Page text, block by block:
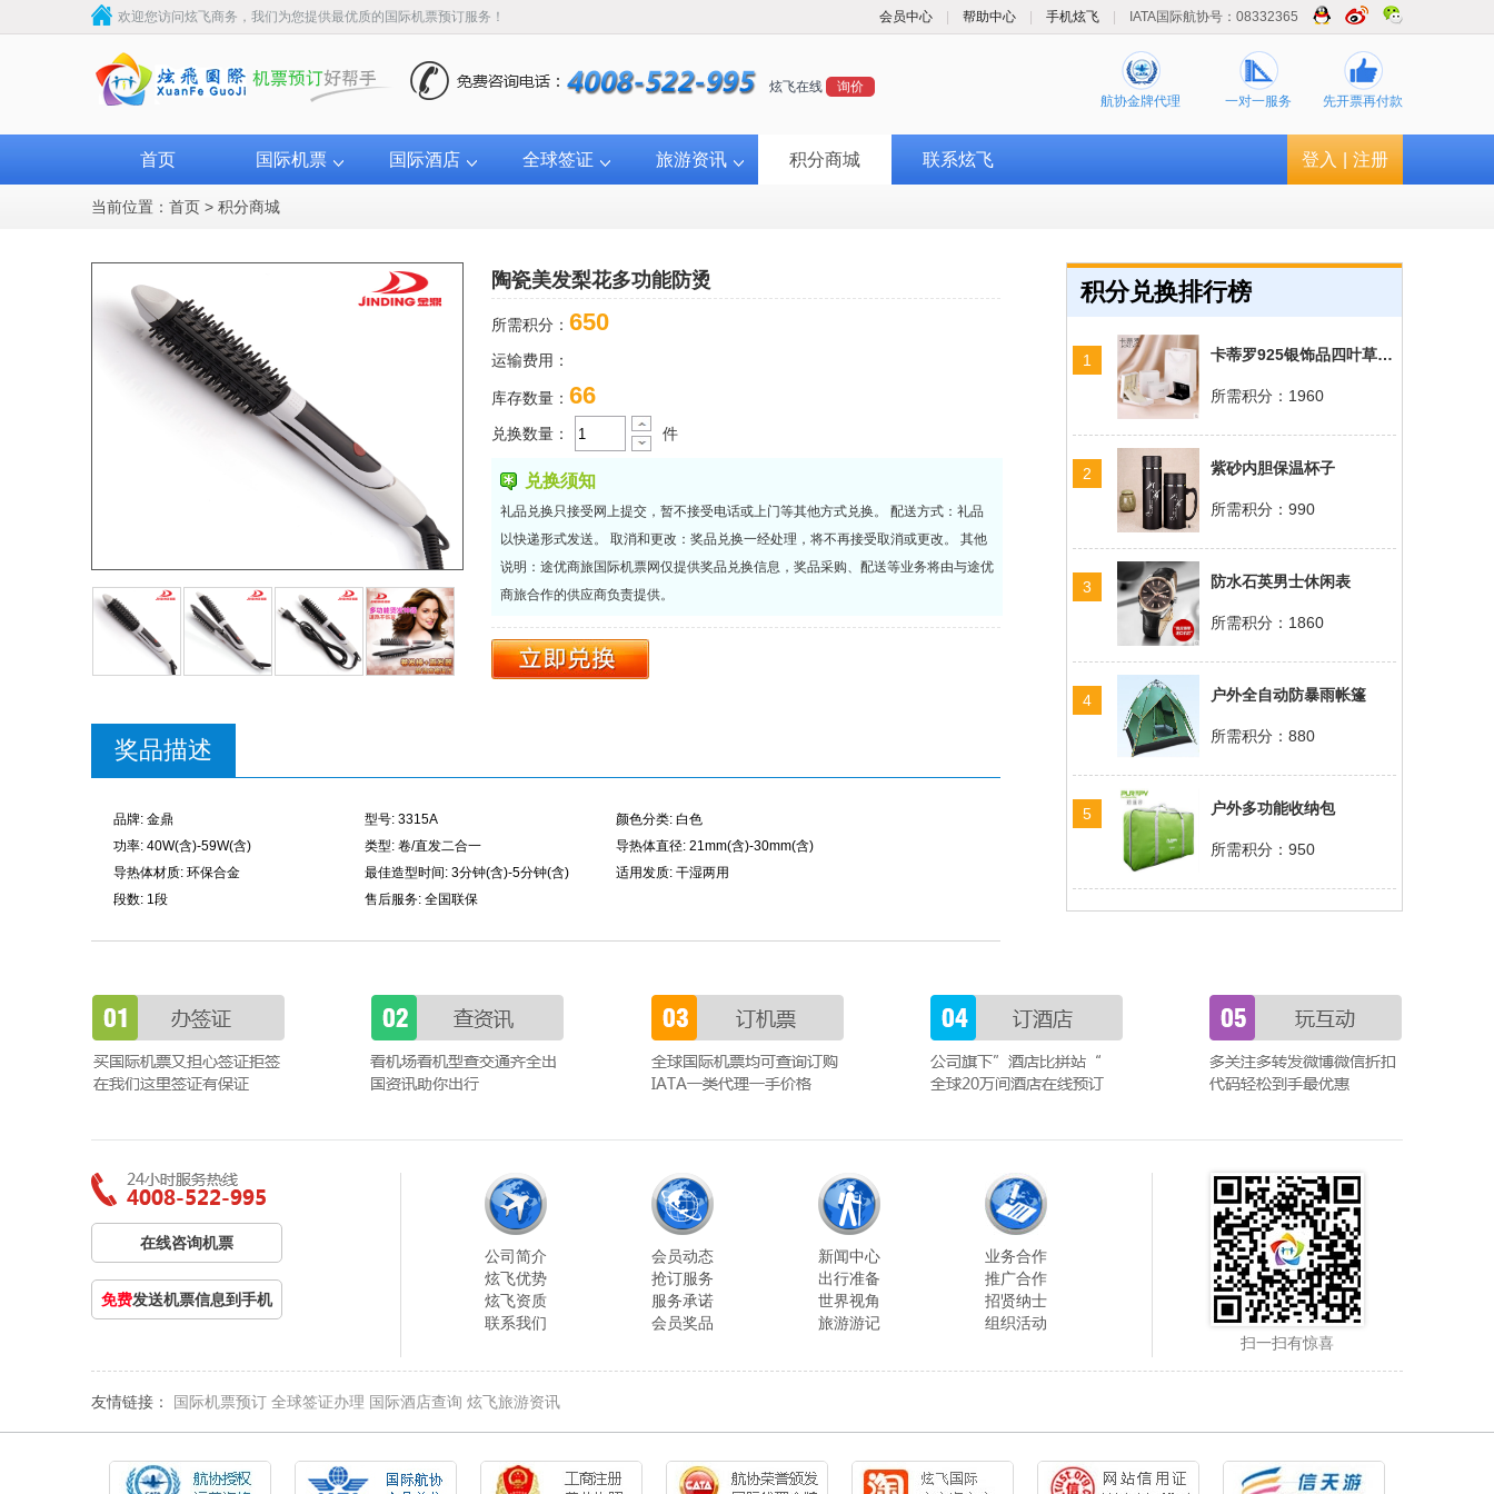
欢迎您访问炫飞商务，我们为您提供最优质的国际机票预订服务！ 会员中心 帮助中心 手机炫飞 IATA国际航协号：08332365
航协金牌代理 一对一服务 先开票再付款
炫飞在线 询价
首页 国际机票 国际酒店 全球签证 旅游资讯 积分商城 联系炫飞 登入 注册
当前位置： 首页 > 积分商城
陶瓷美发梨花多功能防烫
所需积分： 650
运输费用：
库存数量： 66
兑换数量： 件
兑换须知
礼品兑换只接受网上提交，暂不接受电话或上门等其他方式兑换。 配送方式：礼品
以快递形式发送。 取消和更改：奖品兑换一经处理，将不再接受取消或更改。 其他
说明：途优商旅国际机票网仅提供奖品兑换信息，奖品采购、配送等业务将由与途优
商旅合作的供应商负责提供。
奖品描述
品牌: 金鼎 型号: 3315A
颜色分类: 白色
功率: 40W(含)-59W(含)
类型: 卷/直发二合一
导热体直径: 21mm(含)-30mm(含)
导热体材质: 环保合金
最佳造型时间: 3分钟(含)-5分钟(含)
适用发质: 干湿两用
段数: 1段
售后服务: 全国联保
积分兑换排行榜
1 卡蒂罗925银饰品四叶草手链
所需积分：1960
2 紫砂内胆保温杯子
所需积分：990
3 防水石英男士休闲表
所需积分：1860
4 户外全自动防暴雨帐篷
所需积分：880
5 户外多功能收纳包
所需积分：950
在线咨询机票
免费发送机票信息到手机
公司简介
炫飞优势
炫飞资质
联系我们
会员动态
抢订服务
服务承诺
会员奖品
新闻中心
出行准备
世界视角
旅游游记
业务合作
推广合作
招贤纳士
组织活动
扫一扫有惊喜
友情链接： 国际机票预订 全球签证办理 国际酒店查询 炫飞旅游资讯